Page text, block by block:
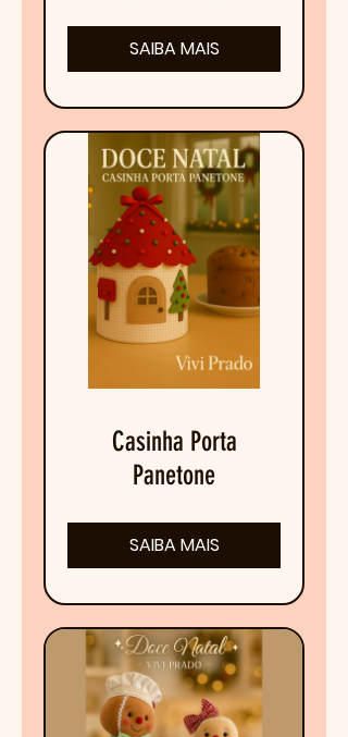
SAIBA MAIS
Casinha Porta
Panetone
SAIBA MAIS